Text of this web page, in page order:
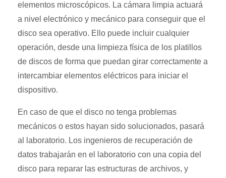
elementos microscópicos. La cámara limpia actuará
a nivel electrónico y mecánico para conseguir que el
disco sea operativo. Ello puede incluir cualquier
operación, desde una limpieza física de los platillos
de discos de forma que puedan girar correctamente a
intercambiar elementos eléctricos para iniciar el
dispositivo.
En caso de que el disco no tenga problemas
mecánicos o estos hayan sido solucionados, pasará
al laboratorio. Los ingenieros de recuperación de
datos trabajarán en el laboratorio con una copia del
disco para reparar las estructuras de archivos, y